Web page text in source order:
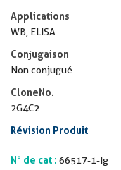
Applications
WB, ELISA
Conjugaison
Non conjugué
CloneNo.
2G4C2
Révision Produit
N° de cat : 66517-1-Ig